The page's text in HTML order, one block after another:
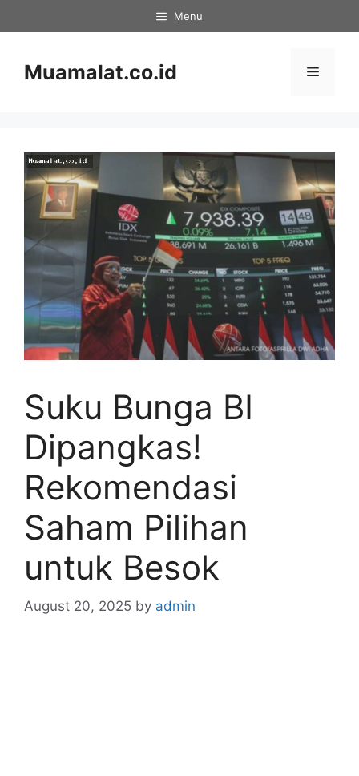
to
Menu
Muamalat.co.id Menu
Suku Bunga BI
Dipangkas!
Rekomendasi
Saham Pilihan
untuk Besok
August 20, 2025 by admin